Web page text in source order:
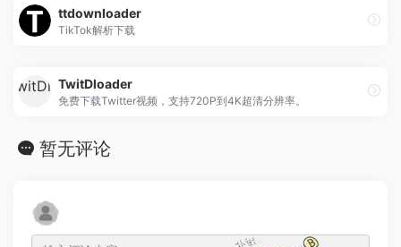
ttdownloader
TikTok解析下载
TwitDloader
免费下载Twitter视频，支持720P到4K超清分辨率。
暂无评论